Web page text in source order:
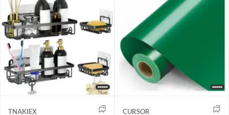
TNAKIEX CURSOR